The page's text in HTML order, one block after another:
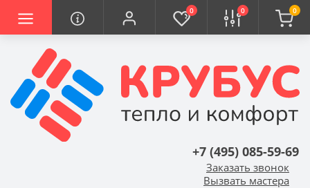
0 0 0
+7 (495) 085-59-69
Заказать звонок
Вызвать мастера